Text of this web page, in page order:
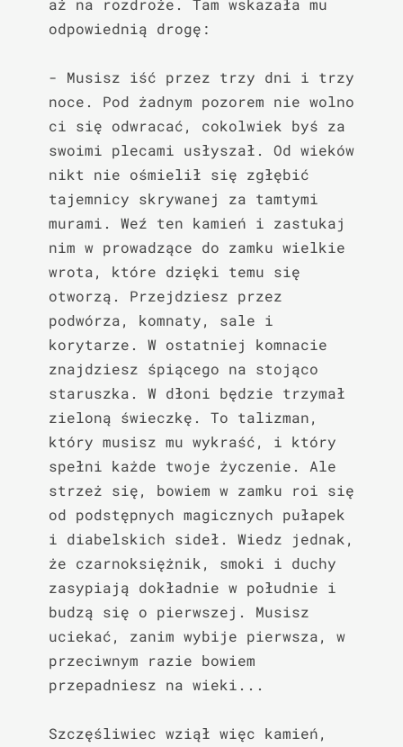
aż na rozdroże. Tam wskazała mu
odpowiednią drogę:
- Musisz iść przez trzy dni i trzy
noce. Pod żadnym pozorem nie wolno
ci się odwracać, cokolwiek byś za
swoimi plecami usłyszał. Od wieków
nikt nie ośmielił się zgłębić
tajemnicy skrywanej za tamtymi
murami. Weź ten kamień i zastukaj
nim w prowadzące do zamku wielkie
wrota, które dzięki temu się
otworzą. Przejdziesz przez
podwórza, komnaty, sale i
korytarze. W ostatniej komnacie
znajdziesz śpiącego na stojąco
staruszka. W dłoni będzie trzymał
zieloną świeczkę. To talizman,
który musisz mu wykraść, i który
spełni każde twoje życzenie. Ale
strzeż się, bowiem w zamku roi się
od podstępnych magicznych pułapek
i diabelskich sideł. Wiedz jednak,
że czarnoksiężnik, smoki i duchy
zasypiają dokładnie w południe i
budzą się o pierwszej. Musisz
uciekać, zanim wybije pierwsza, w
przeciwnym razie bowiem
przepadniesz na wieki...
Szczęśliwiec wziął więc kamień,